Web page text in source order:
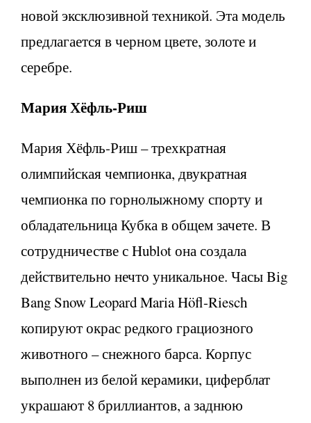
новой эксклюзивной техникой. Эта модель
предлагается в черном цвете, золоте и
серебре.
Мария Хёфль-Риш
Мария Хёфль-Риш – трехкратная
олимпийская чемпионка, двукратная
чемпионка по горнолыжному спорту и
обладательница Кубка в общем зачете. В
сотрудничестве с Hublot она создала
действительно нечто уникальное. Часы Big
Bang Snow Leopard Maria Höfl-Riesch
копируют окрас редкого грациозного
животного – снежного барса. Корпус
выполнен из белой керамики, циферблат
украшают 8 бриллиантов, а заднюю